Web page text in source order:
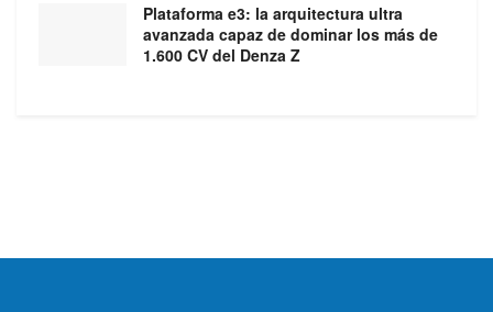
Plataforma e3: la arquitectura ultra
avanzada capaz de dominar los más de
1.600 CV del Denza Z